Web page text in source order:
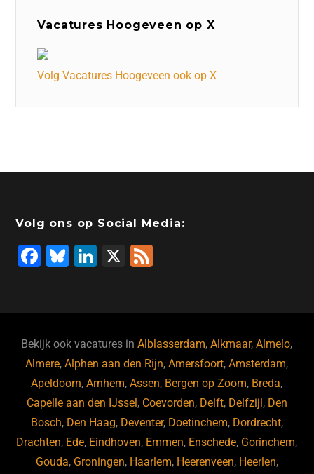
Vacatures Hoogeveen op X
Volg Vacatures Hoogeveen ook op X
Volg ons op Social Media:
F
b
o
o
k
Bl
ky
Li
dI
n
X
Bekijk ook vacatures inAlblasserdam,Alkmaar,Almelo,
Almere,Alphen aan den Rijn,Amersfoort,Amsterdam,
Apeldoorn,Arnhem,Assen, Bergen op Zoom, Breda,
Capelle aan den IJssel, Coevorden, Delft, Delfzijl, Den
Bosch, Den Haag, Deventer, Doetinchem, Dordrecht,
Drachten, Ede, Eindhoven, Emmen, Enschede, Gorinchem,
Gouda, Groningen, Haarlem, Heerenveen, Heerlen,